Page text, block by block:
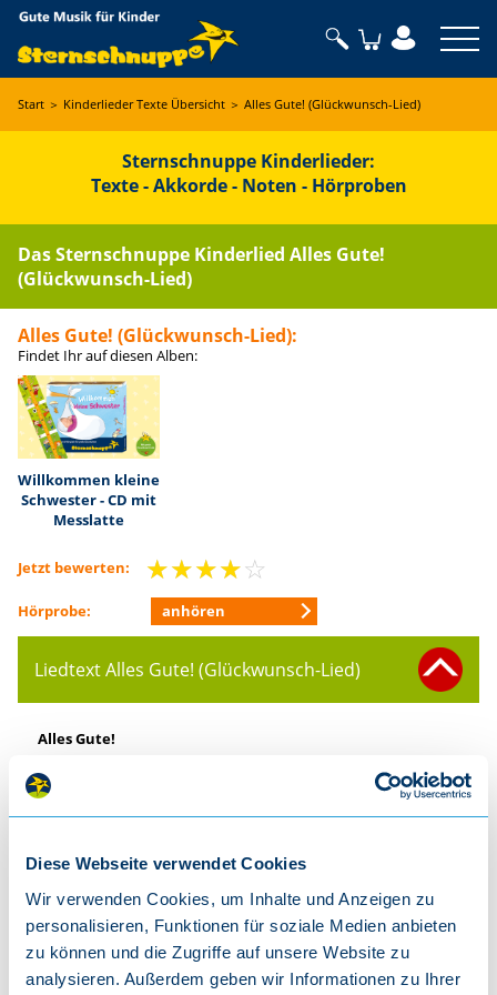
Diese Webseite verwendet Cookies
Wir verwenden Cookies, um Inhalte und Anzeigen zu
personalisieren, Funktionen für soziale Medien anbieten
zu können und die Zugriffe auf unsere Website zu
analysieren. Außerdem geben wir Informationen zu Ihrer
Start ＞ Kinderlieder Texte Übersicht ＞ Alles Gute! (Glückwunsch-Lied)
Sternschnuppe Kinderlieder:
Texte - Akkorde - Noten - Hörproben
Das Sternschnuppe Kinderlied Alles Gute!
(Glückwunsch-Lied)
Alles Gute! (Glückwunsch-Lied):
Findet Ihr auf diesen Alben:
Willkommen kleine
Schwester - CD mit
Messlatte
Jetzt bewerten: ☆☆☆☆☆
Hörprobe: anhören
Liedtext Alles Gute! (Glückwunsch-Lied)
Alles Gute!
Alles Gute, alles Gute, alles Gute wünschen wir
Denn alle Menschenkinder sind gebor‘n zum Glücklich sein
Alles Gute...
Dass Du staunen kannst und lachen, den Mut hast, was Neues
zu machen